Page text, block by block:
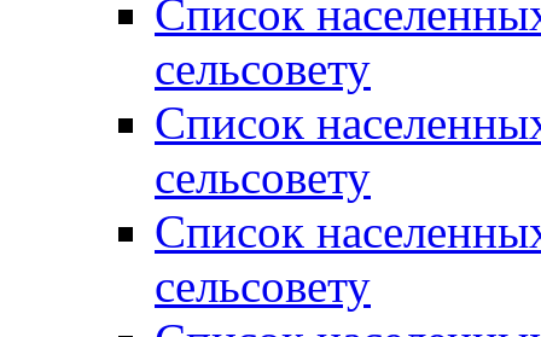
Список
сельсовету
Список
сельсовету
Список
сельсовету